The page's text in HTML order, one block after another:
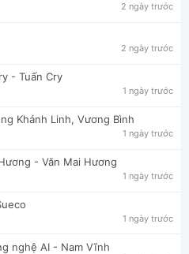
2 ngày trước
2 ngày trước
- Tuấn Cry
1 ngày trước
Khánh Linh, Vương Bình
1 ngày trước
- Văn Mai Hương
1 ngày trước
1 ngày trước
nghệ AI - Nam Vĩnh